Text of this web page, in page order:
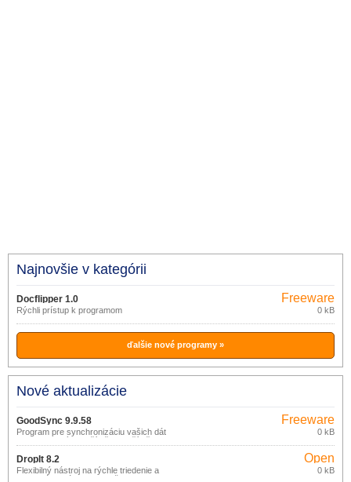
Najnovšie v kategórii
Docflipper 1.0
Rýchli prístup k programom
Freeware
0 kB
ďalšie nové programy »
Nové aktualizácie
GoodSync 9.9.58
Program pre synchronizáciu vašich dát
medzi viacerými počítačmi, počítačom a
prenosným úložiskom (USB disk, CDRW
disk), prostredníctvom lokálnej siete
alebo internetu.
Freeware
0 kB
DropIt 8.2
Flexibilný nástroj na rýchle triedenie a
organizáciu súborov a zložiek.
Open
source
0 kB